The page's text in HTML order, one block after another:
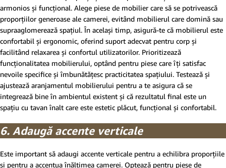
armonios și funcțional. Alege piese de mobilier care să se potrivească
proporțiilor generoase ale camerei, evitând mobilierul care domină sau
supraaglomerează spațiul. În același timp, asigură-te că mobilierul este
confortabil și ergonomic, oferind suport adecvat pentru corp și
facilitând relaxarea și confortul utilizatorilor. Prioritizează
funcționalitatea mobilierului, optând pentru piese care îți satisfac
nevoile specifice și îmbunătățesc practicitatea spațiului. Testează și
ajustează aranjamentul mobilierului pentru a te asigura că se
integrează bine în ambientul existent și că rezultatul final este un
spațiu cu tavan înalt care este estetic plăcut, funcțional și confortabil.
6. Adaugă accente verticale
Este important să adaugi accente verticale pentru a echilibra proporțiile
și pentru a accentua înălțimea camerei. Optează pentru piese de